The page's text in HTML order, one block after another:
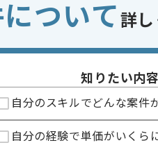
を立ち上げ、TVアニメや劇場版ア
ついて 詳
知りたい内
自分のスキルでどんな案件
自分の経験で単価がいくら